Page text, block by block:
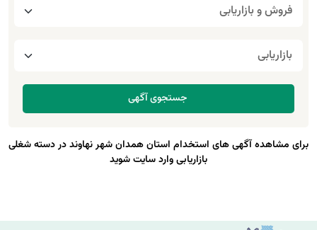
برای مشاهده آگهی های استخدام استان همدان شهر نهاوند در دسته شغلی
بازاریابی وارد سایت شوید